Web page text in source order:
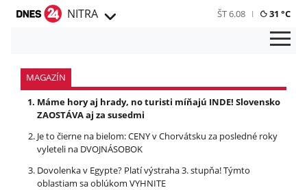
NITRA ŠT 6.08 31 °C
MAGAZÍN
Máme hory aj hrady, no turisti míňajú INDE! Slovensko
ZAOSTÁVA aj za susedmi
Je to čierne na bielom: CENY v Chorvátsku za posledné roky
vyleteli na DVOJNÁSOBOK
Dovolenka v Egypte? Platí výstraha 3. stupňa! Týmto
oblastiam sa oblúkom VYHNITE